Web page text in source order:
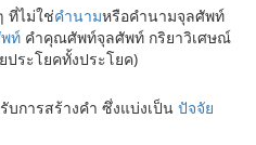
ที่ไม่ใช่คำนามหรือคำนามจุลศัพท์
ท์ คำคุณศัพท์จุลศัพท์ กริยาวิเศษณ์
ระโยคทั้งประโยค)
การสร้างคำ ซึ่งแบ่งเป็น ปัจจัย